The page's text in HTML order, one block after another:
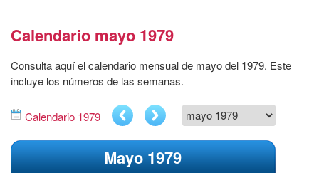
Calendario mayo 1979
Consulta aquí el calendario mensual de mayo del 1979. Este
incluye los números de las semanas.
Calendario 1979
Mayo 1979